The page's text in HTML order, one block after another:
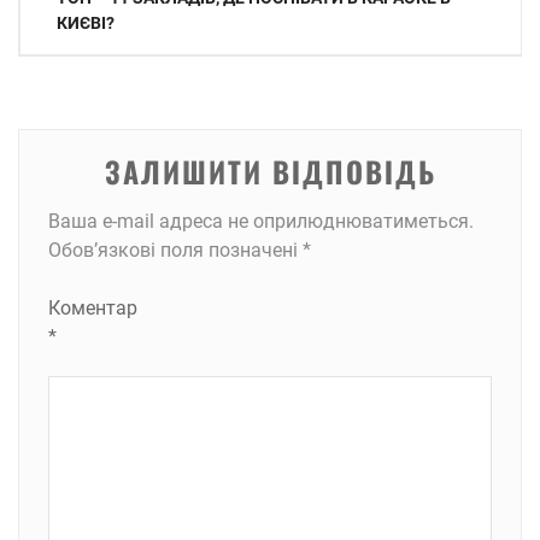
записів
КИЄВІ?
ЗАЛИШИТИ ВІДПОВІДЬ
Ваша e-mail адреса не оприлюднюватиметься.
Обов’язкові поля позначені *
Коментар
*